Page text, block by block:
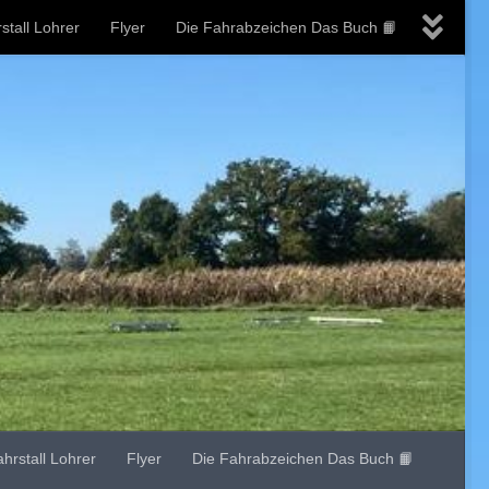
Lohrer Flyer Die Fahrabzeichen Das Buch 📙
Lohrer Flyer Die Fahrabzeichen Das Buch 📙